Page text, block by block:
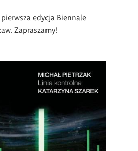
edycja Biennale
Zapraszamy!